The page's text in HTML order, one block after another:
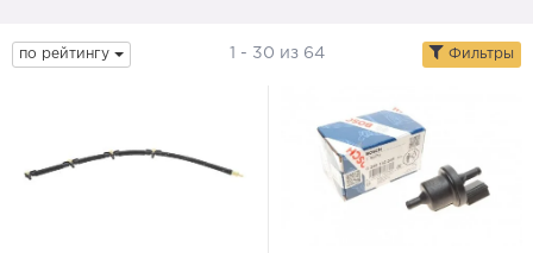
по рейтингу 1 - 30 из 64 Фильтры